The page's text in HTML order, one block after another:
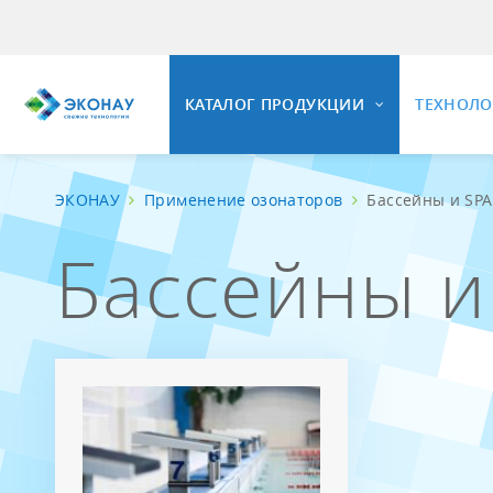
КАТАЛОГ ПРОДУКЦИИ
ОЗОНАТОРНОЕ ОБОРУДОВАНИЕ
Установки озонирования воды
Универсальные озонаторные
установки
Промышленные озонаторы воздуха
Комплектующие и КИПиА
ЭКОНАУ Применение озонаторов Бассейны и SPA
Бассейны и